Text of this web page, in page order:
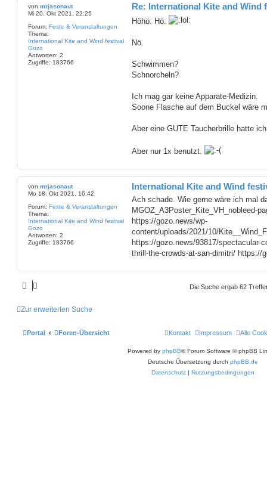
von mrjasonaut
Mi 20. Okt 2021, 22:25
Forum: Feste & Veranstaltungen
Thema:
International Kite and Wind festival
Gozo
Antworten: 2
Zugriffe: 183766
Re: International Kite and Wind
Höhö. Hö.
Nö.
Schwimmen?
Schnorcheln?
Ich mag gar keine Apparate-Medizin.
Soone Flasche auf dem Buckel wäre
Aber eine GUTE Taucherbrille hatte
Aber nur 1x benutzt.
von mrjasonaut
Mo 18. Okt 2021, 16:42
Forum: Feste & Veranstaltungen
Thema:
International Kite and Wind festival
Gozo
Antworten: 2
Zugriffe: 183766
International Kite and Wind
Ach schade. Wie gerne wäre ich mal
MGOZ_A3Poster_Kite_VH_nobleed-
https://gozo.news/wp-
content/uploads/2021/10/
https://gozo.news/93817/spectacular-
thrill-the-crowds-at-san-dimitri/ https://
Die Suche ergab 62
Zur erweiterten Suche
Portal Foren-Übersicht Alle
Impressum
Kontakt
Powered by phpBB® Forum Software © phpBB
Deutsche Übersetzung durch phpBB.de
Datenschutz | Nutzungsbedingungen